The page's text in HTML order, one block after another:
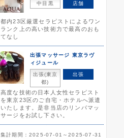
中目黒 店舗
都内23区厳選セラピストによるワン
ランク上の高い技術力で最高のおも
てなし
出張マッサージ 東京ラヴ
ィジュール
出張(東京
都)
出張
高度な技術の日本人女性セラピスト
を東京23区のご自宅・ホテルへ派遣
いたします。是非当店のリンパマッ
サージをお試し下さい。
集計期間：2025-07-01～2025-07-31